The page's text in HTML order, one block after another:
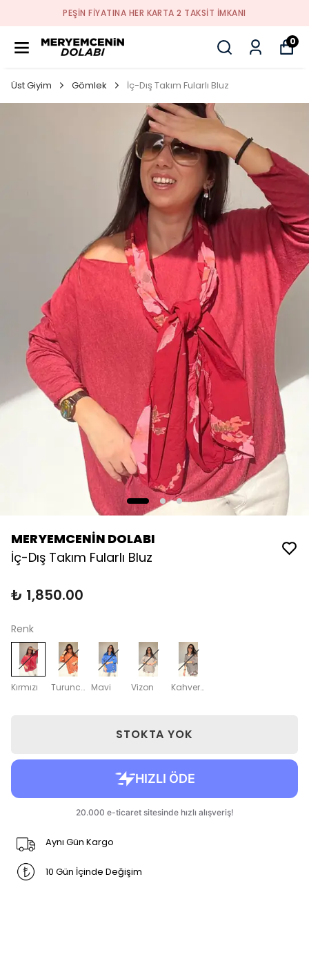
PEŞİN FİYATINA HER KARTA 2 TAKSİT İMKANI
0
Üst Giyim Gömlek İç-Dış Takım Fularlı Bluz
MERYEMCENİN DOLABI
İç-Dış Takım Fularlı Bluz
₺ 1,850.00
Renk
Kırmızı Turuncu Mavi Vizon Kahverengi
STOKTA YOK
Aynı Gün Kargo
10 Gün İçinde Değişim